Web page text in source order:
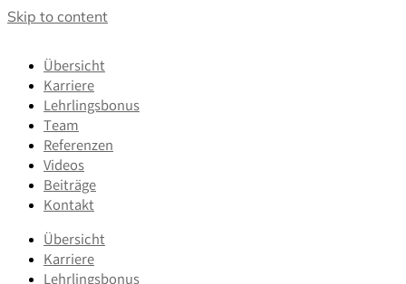
Skip to content
Übersicht
Karriere
Lehrlingsbonus
Team
Referenzen
Videos
Beiträge
Kontakt
Übersicht
Karriere
Lehrlingsbonus